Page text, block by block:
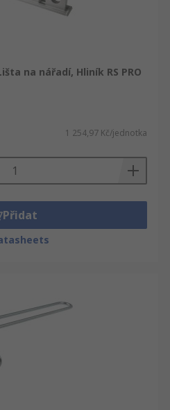
na nářadí, Hliník RS PRO
1 254,97 Kč/jednotka
Přidat